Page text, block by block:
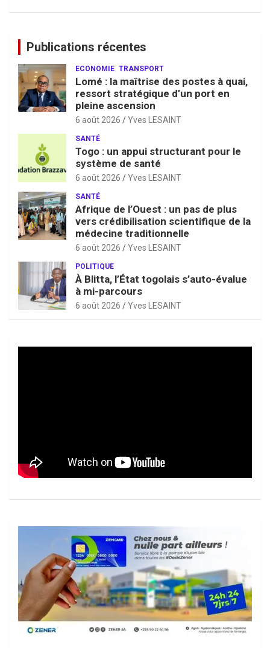
Publications récentes
ECONOMIE TRANSPORT
Lomé : la maîtrise des postes à quai,
ressort stratégique d’un port en
pleine ascension
6 août 2026 Yves LESAINT
SANTÉ
Togo : un appui structurant pour le
système de santé
6 août 2026 Yves LESAINT
SANTÉ
Afrique de l’Ouest : un pas de plus
vers crédibilisation scientifique de la
médecine traditionnelle
6 août 2026 Yves LESAINT
POLITIQUE
À Blitta, l’État togolais s’auto-évalue
à mi-parcours
6 août 2026 Yves LESAINT